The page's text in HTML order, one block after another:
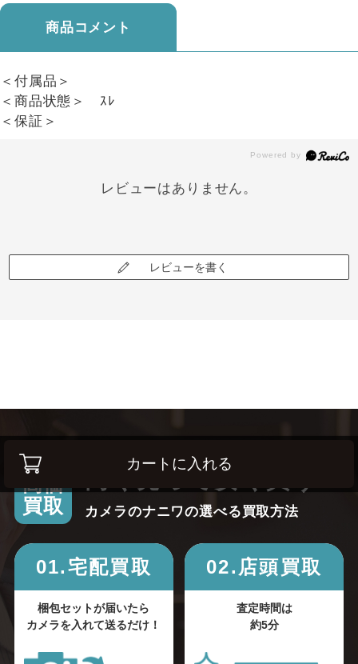
カートに入れる
商品コメント
＜付属品＞
＜商品状態＞ ｽﾚ
＜保証＞
レビューはありません。
レビューを書く
高価
買取
高く売って安く買う！
カメラのナニワの選べる買取方法
01.宅配買取
梱包セットが届いたら
カメラを入れて送るだけ！
02.店頭買取
査定時間は
約5分